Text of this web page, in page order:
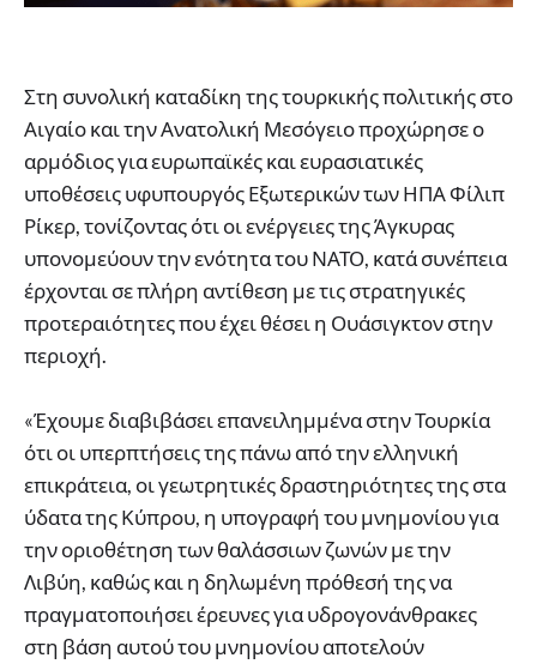
Στη συνολική καταδίκη της τουρκικής πολιτικής στο
Αιγαίο και την Ανατολική Μεσόγειο προχώρησε ο
αρμόδιος για ευρωπαϊκές και ευρασιατικές
υποθέσεις υφυπουργός Εξωτερικών των ΗΠΑ Φίλιπ
Ρίκερ, τονίζοντας ότι οι ενέργειες της Άγκυρας
υπονομεύουν την ενότητα του ΝΑΤΟ, κατά συνέπεια
έρχονται σε πλήρη αντίθεση με τις στρατηγικές
προτεραιότητες που έχει θέσει η Ουάσιγκτον στην
περιοχή.
«Έχουμε διαβιβάσει επανειλημμένα στην Τουρκία
ότι οι υπερπτήσεις της πάνω από την ελληνική
επικράτεια, οι γεωτρητικές δραστηριότητες της στα
ύδατα της Κύπρου, η υπογραφή του μνημονίου για
την οριοθέτηση των θαλάσσιων ζωνών με την
Λιβύη, καθώς και η δηλωμένη πρόθεσή της να
πραγματοποιήσει έρευνες για υδρογονάνθρακες
στη βάση αυτού του μνημονίου αποτελούν